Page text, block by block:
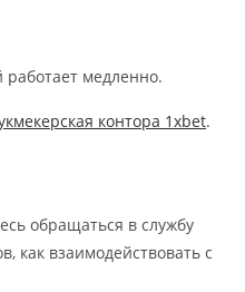
работает медленно.
контора 1xbet.
обращаться в службу
как взаимодействовать с